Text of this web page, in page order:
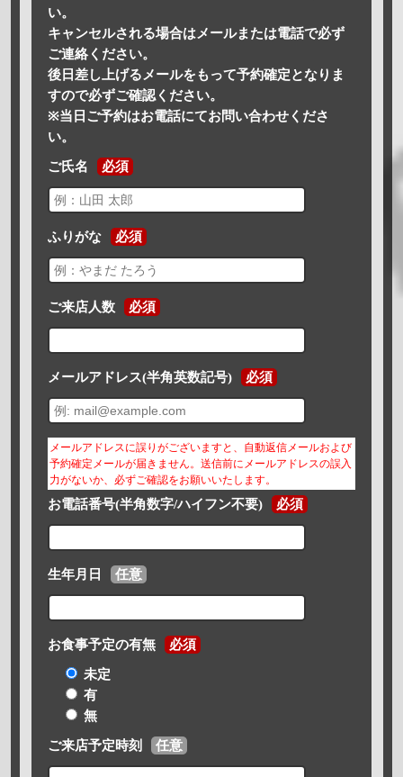
い。
キャンセルされる場合はメールまたは電話で必ず
ご連絡ください。
後日差し上げるメールをもって予約確定となりま
すので必ずご確認ください。
※当日ご予約はお電話にてお問い合わせくださ
い。
ご氏名 必須
ふりがな 必須
ご来店人数 必須
メールアドレス(半角英数記号) 必須
メールアドレスに誤りがございますと、自動返信メールおよび
予約確定メールが届きません。送信前にメールアドレスの誤入
力がないか、必ずご確認をお願いいたします。
お電話番号(半角数字/ハイフン不要) 必須
生年月日 任意
お食事予定の有無 必須
未定
有
無
ご来店予定時刻 任意